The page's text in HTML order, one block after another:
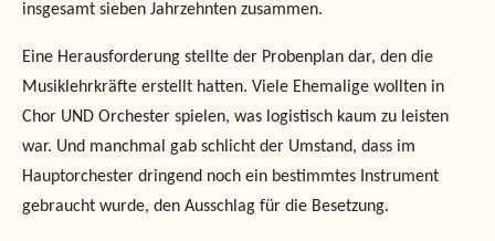
insgesamt sieben Jahrzehnten zusammen.
Eine Herausforderung stellte der Probenplan dar, den die
Musiklehrkräfte erstellt hatten. Viele Ehemalige wollten in
Chor UND Orchester spielen, was logistisch kaum zu leisten
war. Und manchmal gab schlicht der Umstand, dass im
Hauptorchester dringend noch ein bestimmtes Instrument
gebraucht wurde, den Ausschlag für die Besetzung.